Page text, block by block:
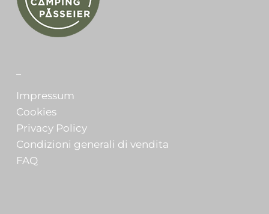
Impressum
Cookies
Privacy Policy
Condizioni generali di vendita
FAQ